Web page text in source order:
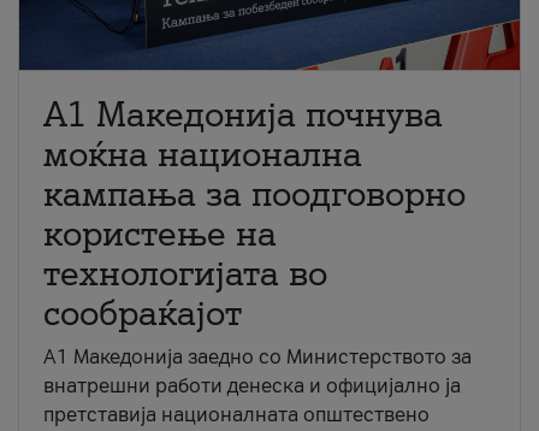
A1 Македонија почнува
моќна национална
кампања за поодговорно
користење на
технологијата во
сообраќајот
A1 Македонија заедно со Министерството за
внатрешни работи денеска и официјално ја
претставија националната општествено